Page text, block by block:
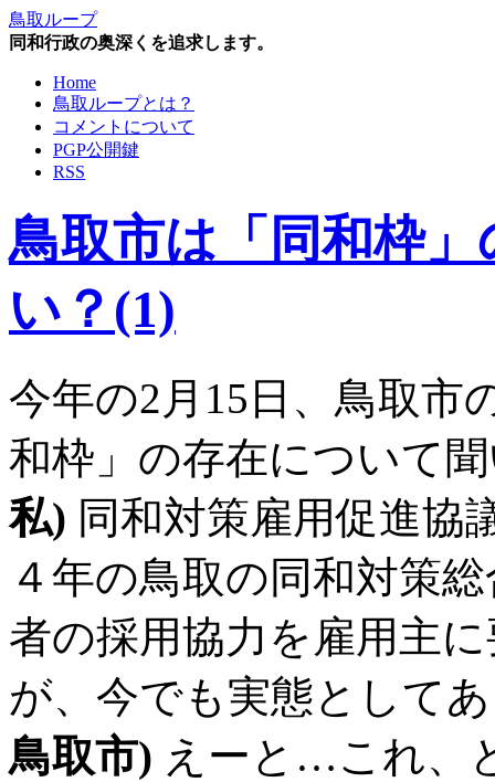
鳥取ループ
同和行政の奥深くを追求します。
Home
鳥取ループとは？
コメントについて
PGP公開鍵
RSS
鳥取市は「同和枠
い？(1)
今年の2月15日、鳥取市
和枠」の存在について
私) 同和対策雇用促進協
４年の鳥取の同和対策
者の採用協力を雇用主
が、今でも実態として
鳥取市) えーと…これ、